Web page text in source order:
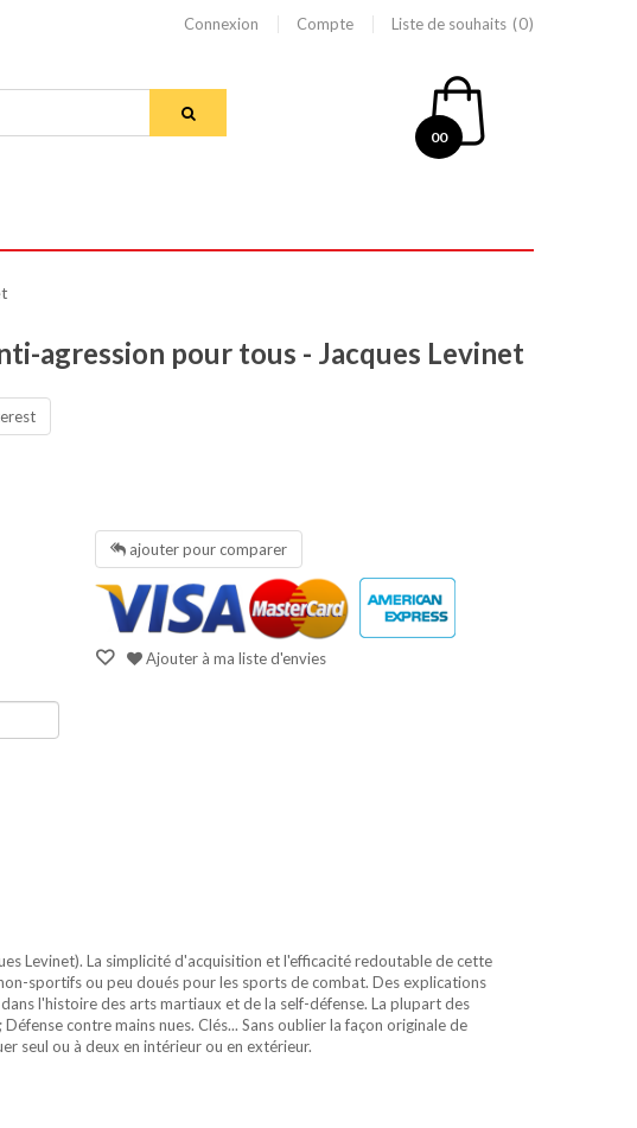
Connexion Compte Liste de souhaits 0
00
agression pour tous - Jacques Levinet
ajouter pour comparer
Ajouter à ma liste d'envies
Levinet). La simplicité d'acquisition et l'efficacité redoutable de cette
sportifs ou peu doués pour les sports de combat. Des explications
l'histoire des arts martiaux et de la self-défense. La plupart des
contre mains nues. Clés... Sans oublier la façon originale de
seul ou à deux en intérieur ou en extérieur.